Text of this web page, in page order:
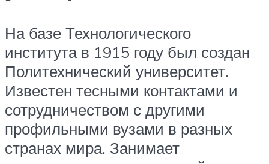
На базе Технологического
института в 1915 году был создан
Политехнический университет.
Известен тесными контактами и
сотрудничеством с другими
профильными вузами в разных
странах мира. Занимает